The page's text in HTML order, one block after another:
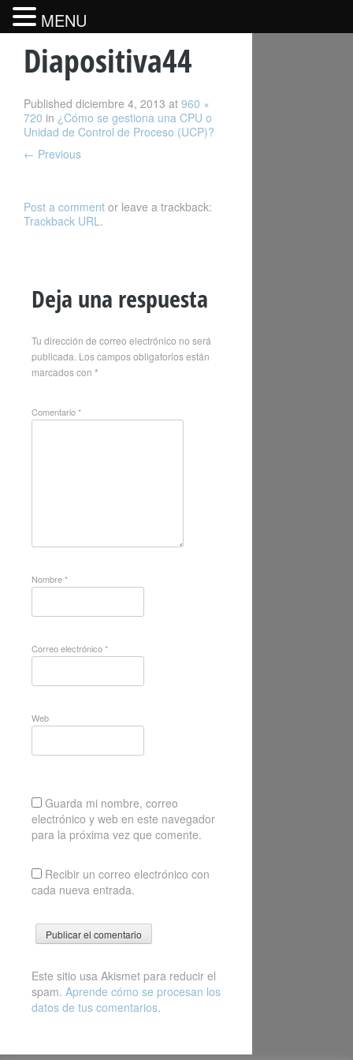
Diapositiva44
Published diciembre 4, 2013 at 960 ×
720 in ¿Cómo se gestiona una CPU o
Unidad de Control de Proceso (UCP)?
← Previous
Post a comment or leave a trackback:
Trackback URL.
Deja una respuesta
Tu dirección de correo electrónico no será
publicada. Los campos obligatorios están
marcados con *
Comentario*
Nombre*
Correo electrónico*
Web
Guarda mi nombre, correo
electrónico y web en este navegador
para la próxima vez que comente.
Recibir un correo electrónico con
cada nueva entrada.
Este sitio usa Akismet para reducir el
spam. Aprende cómo se procesan los
datos de tus comentarios.
MENU